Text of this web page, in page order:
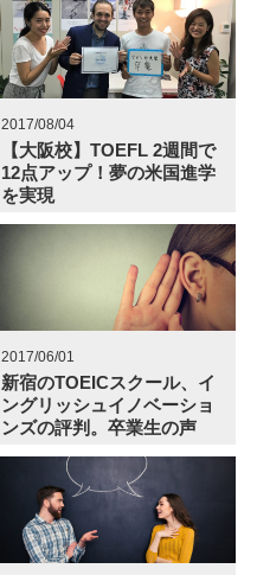
2017/08/04
【大阪校】TOEFL 2週間で
12点アップ！夢の米国進学
を実現
2017/06/01
新宿のTOEICスクール、イ
ングリッシュイノベーショ
ンズの評判。卒業生の声